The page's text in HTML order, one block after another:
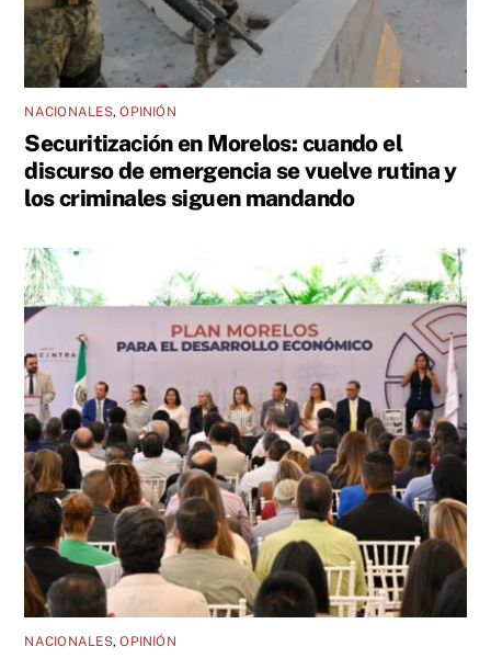
NACIONALES,OPINIÓN
Securitización en Morelos: cuando el
discurso de emergencia se vuelve rutina y
los criminales siguen mandando
NACIONALES,OPINIÓN